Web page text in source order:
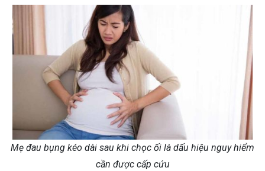
Mẹ đau bụng kéo dài sau khi chọc ối là dấu hiệu nguy hiểm
cần được cấp cứu